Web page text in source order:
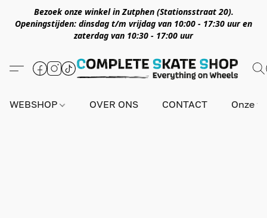
Bezoek onze winkel in Zutphen (Stationsstraat 20).
Openingstijden: dinsdag t/m vrijdag van 10:00 - 17:30 uur en
zaterdag van 10:30 - 17:00 uur
WEBSHOP OVER ONS CONTACT Onze